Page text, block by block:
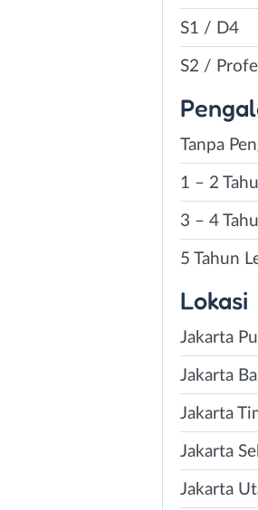
S1 / D4
S2 /
Tanpa
1 – 2
3 – 4
5 Tahun
Lokasi
Jakarta
Jakarta
Jakarta
Jakarta
Jakarta